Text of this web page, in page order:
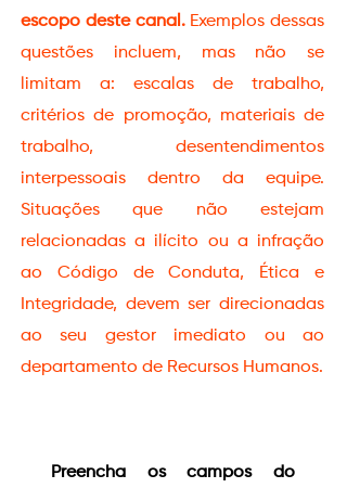
escopo deste canal. Exemplos dessas
questões incluem, mas não se
limitam a: escalas de trabalho,
critérios de promoção, materiais de
trabalho, desentendimentos
interpessoais dentro da equipe.
Situações que não estejam
relacionadas a ilícito ou a infração
ao Código de Conduta, Ética e
Integridade, devem ser direcionadas
ao seu gestor imediato ou ao
departamento de Recursos Humanos.
Preencha os campos do